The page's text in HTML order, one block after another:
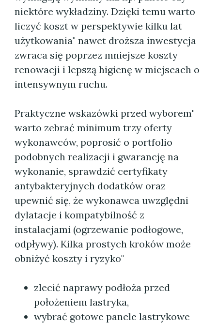
niektóre wykładziny. Dzięki temu warto
liczyć koszt w perspektywie kilku lat
użytkowania" nawet droższa inwestycja
zwraca się poprzez mniejsze koszty
renowacji i lepszą higienę w miejscach o
intensywnym ruchu.
Praktyczne wskazówki przed wyborem"
warto zebrać minimum trzy oferty
wykonawców, poprosić o portfolio
podobnych realizacji i gwarancję na
wykonanie, sprawdzić certyfikaty
antybakteryjnych dodatków oraz
upewnić się, że wykonawca uwzględni
dylatacje i kompatybilność z
instalacjami (ogrzewanie podłogowe,
odpływy). Kilka prostych kroków może
obniżyć koszty i ryzyko"
zlecić naprawy podłoża przed
położeniem lastryka,
wybrać gotowe panele lastrykowe